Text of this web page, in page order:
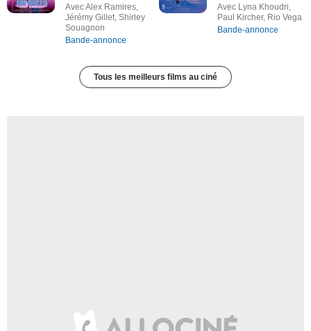
Avec Alex Ramires,
Jérémy Gillet, Shirley
Souagnon
Bande-annonce
Avec Lyna Khoudri,
Paul Kircher, Rio Vega
Bande-annonce
Tous les meilleurs films au ciné